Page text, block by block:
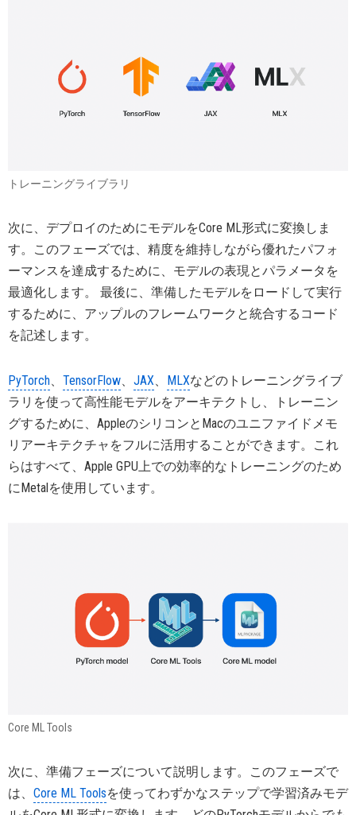
トレーニングライブラリ
次に、デプロイのためにモデルをCore ML形式に変換しま
す。このフェーズでは、精度を維持しながら優れたパフォ
ーマンスを達成するために、モデルの表現とパラメータを
最適化します。 最後に、準備したモデルをロードして実行
するために、アップルのフレームワークと統合するコード
を記述します。
PyTorch TensorFlow JAX MLXなどのトレーニングライブ
ラリを使って高性能モデルをアーキテクトし、トレーニン
グするために、AppleのシリコンとMacのユニファイドメモ
リアーキテクチャをフルに活用することができます。これ
らはすべて、Apple GPU上での効率的なトレーニングのため
にMetalを使用しています。
Core ML Tools
次に、準備フェーズについて説明します。このフェーズで
は、 Core ML Toolsを使ってわずかなステップで学習済みモデ